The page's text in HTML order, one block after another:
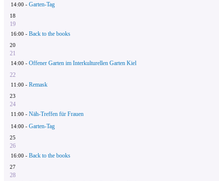
14:00 - Garten-Tag
18
19
16:00 - Back to the books
20
21
14:00 - Offener Garten im Interkulturellen Garten Kiel
22
11:00 - Remask
23
24
11:00 - Näh-Treffen für Frauen
14:00 - Garten-Tag
25
26
16:00 - Back to the books
27
28